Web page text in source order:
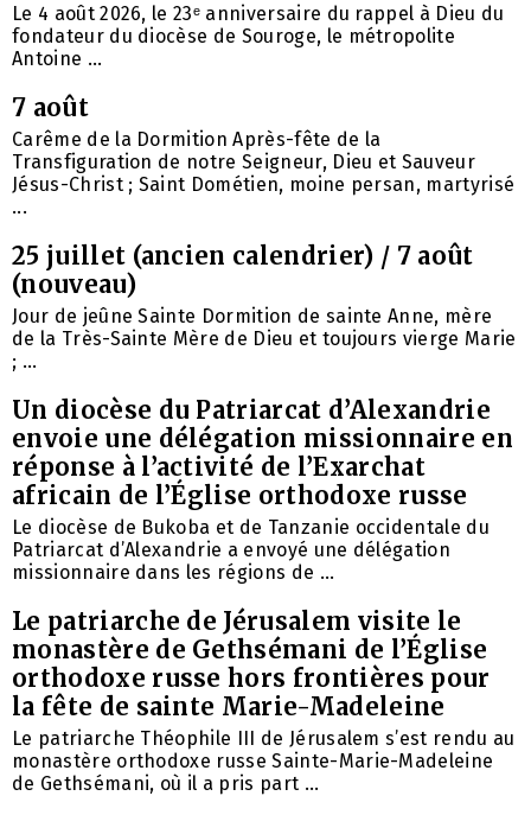
Le 4 août 2026, le 23ᵉ anniversaire du rappel à Dieu du
fondateur du diocèse de Souroge, le métropolite
Antoine ...
7 août
Carême de la Dormition Après-fête de la
Transfiguration de notre Seigneur, Dieu et Sauveur
Jésus-Christ ; Saint Dométien, moine persan, martyrisé
...
25 juillet (ancien calendrier) / 7 août
(nouveau)
Jour de jeûne Sainte Dormition de sainte Anne, mère
de la Très-Sainte Mère de Dieu et toujours vierge Marie
; ...
Un diocèse du Patriarcat d’Alexandrie
envoie une délégation missionnaire en
réponse à l’activité de l’Exarchat
africain de l’Église orthodoxe russe
Le diocèse de Bukoba et de Tanzanie occidentale du
Patriarcat d’Alexandrie a envoyé une délégation
missionnaire dans les régions de ...
Le patriarche de Jérusalem visite le
monastère de Gethsémani de l’Église
orthodoxe russe hors frontières pour
la fête de sainte Marie-Madeleine
Le patriarche Théophile III de Jérusalem s’est rendu au
monastère orthodoxe russe Sainte-Marie-Madeleine
de Gethsémani, où il a pris part ...